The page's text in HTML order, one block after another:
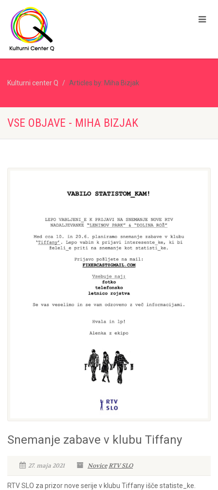
Kulturni center Q Articles by: Miha Bizjak
VSE OBJAVE - MIHA BIZJAK
Snemanje zabave v klubu Tiffany
27. maja 2021 NoviceRTV SLO
RTV SLO za prizor nove serije v klubu Tiffany išče statiste_ke.